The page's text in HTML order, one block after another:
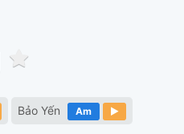
Bảo Yến Am